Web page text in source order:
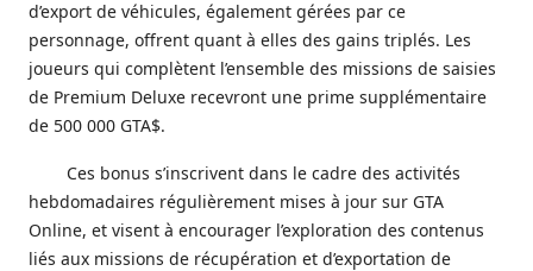
d’export de véhicules, également gérées par ce
personnage, offrent quant à elles des gains triplés. Les
joueurs qui complètent l’ensemble des missions de saisies
de Premium Deluxe recevront une prime supplémentaire
de 500 000 GTA$.
Ces bonus s’inscrivent dans le cadre des activités
hebdomadaires régulièrement mises à jour sur GTA
Online, et visent à encourager l’exploration des contenus
liés aux missions de récupération et d’exportation de